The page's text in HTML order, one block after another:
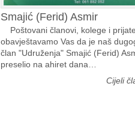
Smajić (Ferid) Asmir
Poštovani članovi, kolege i
obavještavamo Vas da je naš
član "Udruženja" Smajić (Ferid)
preselio na ahiret dana…
Cijeli